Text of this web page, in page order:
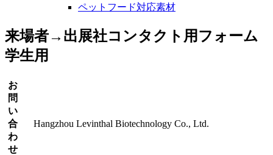
ペットフード対応素材
来場者→出展社コンタクト用フォーム
学生用
お
問
い
合
わ
せ
Hangzhou Levinthal Biotechnology Co., Ltd.